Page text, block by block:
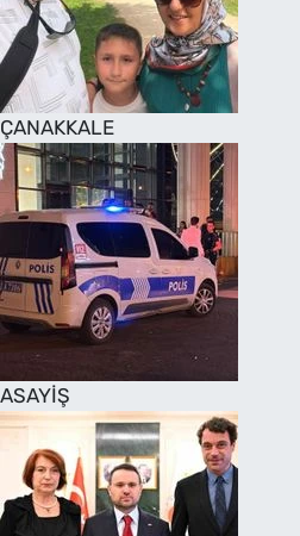
ÇANAKKALE
ASAYİŞ
SAĞLIK
TV REHBERİ